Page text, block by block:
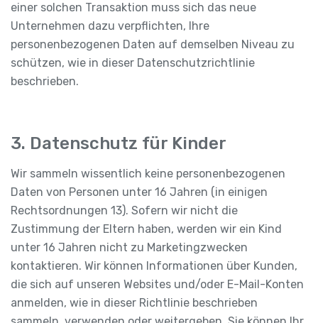
einer solchen Transaktion muss sich das neue
Unternehmen dazu verpflichten, Ihre
personenbezogenen Daten auf demselben Niveau zu
schützen, wie in dieser Datenschutzrichtlinie
beschrieben.
3. Datenschutz für Kinder
Wir sammeln wissentlich keine personenbezogenen
Daten von Personen unter 16 Jahren (in einigen
Rechtsordnungen 13). Sofern wir nicht die
Zustimmung der Eltern haben, werden wir ein Kind
unter 16 Jahren nicht zu Marketingzwecken
kontaktieren. Wir können Informationen über Kunden,
die sich auf unseren Websites und/oder E-Mail-Konten
anmelden, wie in dieser Richtlinie beschrieben